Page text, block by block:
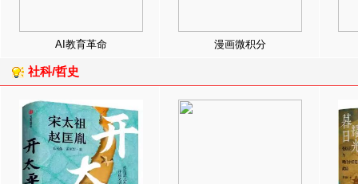
AI教育革命 漫画微积分
社科/哲史